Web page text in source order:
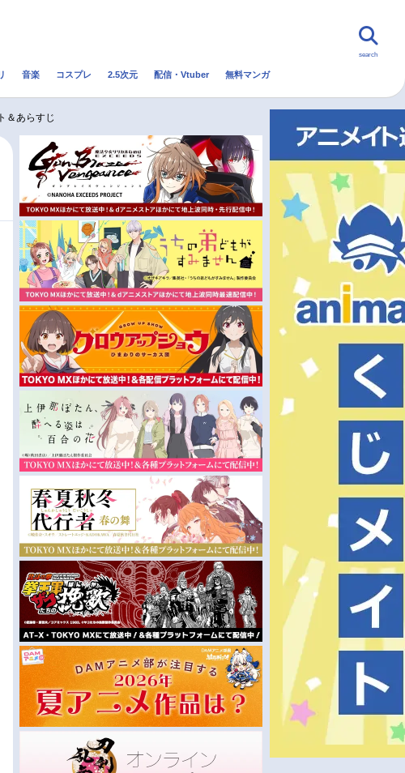
配信・Vtuber トレンド 無料マンガ
日別一覧 秋アニメ
冬アニメ
search
音楽 コスプレ 2.5次元 配信・Vtuber 無料マンガ
＆あらすじ